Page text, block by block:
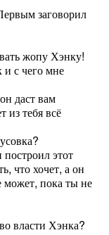
заговорил
жопу Хэнку!
с чего мне
даст вам
из тебя всё
этот
что хочет, а он
может, пока ты не
власти Хэнка?